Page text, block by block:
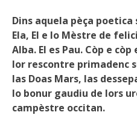
Dins aquela pèça
Ela, El e lo Mèstre de
Alba. El es Pau. Còp e
lor rescontre primadenc
las Doas Mars, las
lo bonur gaudiu de lors
campèstre occitan.